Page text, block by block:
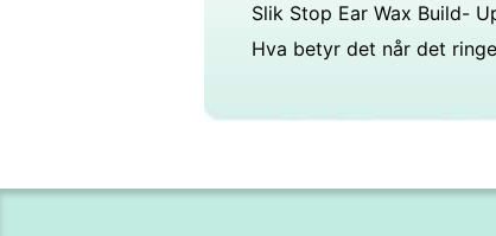
Slik Stop Ear Wax Build-